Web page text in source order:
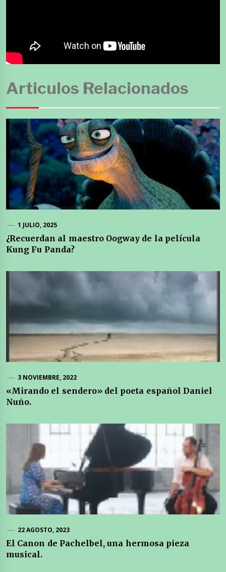
Articulos Relacionados
1 JULIO, 2025
¿Recuerdan al maestro Oogway de la película
Kung Fu Panda?
3 NOVIEMBRE, 2022
«Mirando el sendero» del poeta español Daniel
Nuño.
22 AGOSTO, 2023
El Canon de Pachelbel, una hermosa pieza
musical.